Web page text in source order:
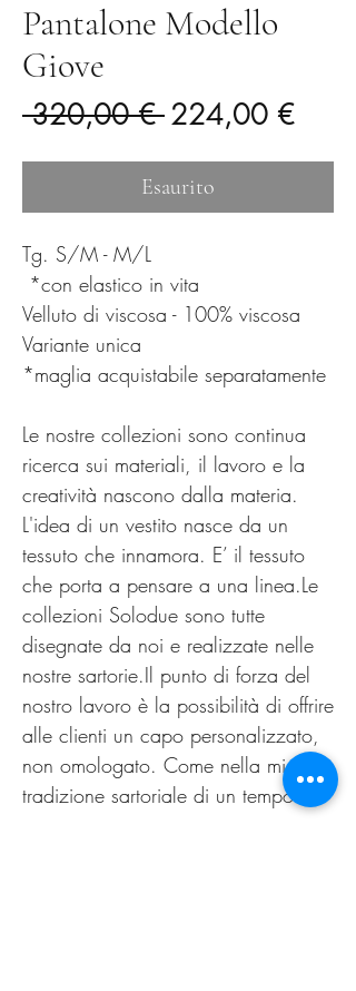
Pantalone Modello
Giove
320,00 € Prezzo
regolare
224,00 €Prezzo
Esaurito
Tg. S/M - M/L
*con elastico in vita
Velluto di viscosa - 100% viscosa
Variante unica
*maglia acquistabile separatamente
Le nostre collezioni sono continua
ricerca sui materiali, il lavoro e la
creatività nascono dalla materia.
L'idea di un vestito nasce da un
tessuto che innamora. E’ il tessuto
che porta a pensare a una linea.Le
collezioni Solodue sono tutte
disegnate da noi e realizzate nelle
nostre sartorie.Il punto di forza del
nostro lavoro è la possibilità di offrire
alle clienti un capo personalizzato,
non omologato. Come nella migliore
tradizione sartoriale di un tempo.